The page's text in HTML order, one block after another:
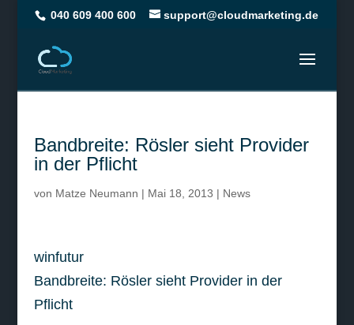
040 609 400 600 support@cloudmarketing.de
Bandbreite: Rösler sieht Provider
in der Pflicht
von Matze Neumann | Mai 18, 2013 | News
winfutur
Bandbreite: Rösler sieht Provider in der
Pflicht